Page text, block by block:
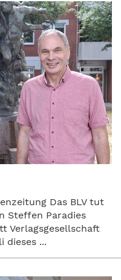
Das BLV tut
Steffen Paradies
Verlagsgesellschaft
dieses ...